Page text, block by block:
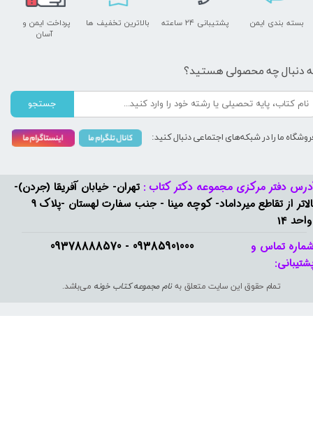
09385901000 - 09378888570​​​​​​​
دفتر مرکزی مجموعه دکتر کتاب : تهران- خیابان آفریقا (جردن)-
بالاتر از تقاطع میرداماد- کوچه مینا - جنب سفارت لهستان -پلاک 9
14
تمام حقوق این سایت متعلق بهنام مجموعه کتاب خونه می‌باشد.
تماس و
پشتیبانی ۲۴ ساعته
پرداخت ایمن و ​​​​​​​
آسان
بسته بندی ایمن بالاترین تخفیف ها
دنبال چه محصولی هستید؟
جستجو
ما را در شبکه‌های اجتماعی دنبال کنید: